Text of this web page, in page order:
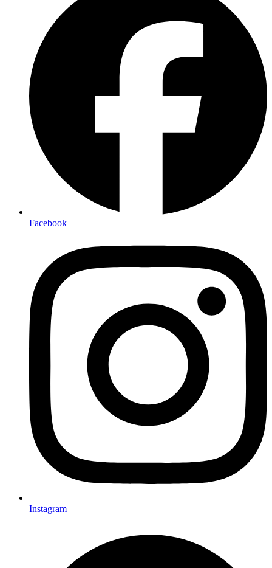
Facebook
Instagram